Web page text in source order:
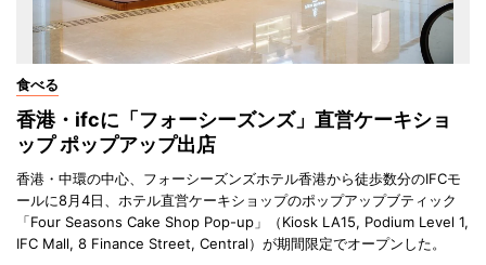
食べる
香港・ifcに「フォーシーズンズ」直営ケーキショ
ップ ポップアップ出店
香港・中環の中心、フォーシーズンズホテル香港から徒歩数分のIFCモ
ールに8月4日、ホテル直営ケーキショップのポップアップブティック
「Four Seasons Cake Shop Pop-up」（Kiosk LA15, Podium Level 1,
IFC Mall, 8 Finance Street, Central）が期間限定でオープンした。